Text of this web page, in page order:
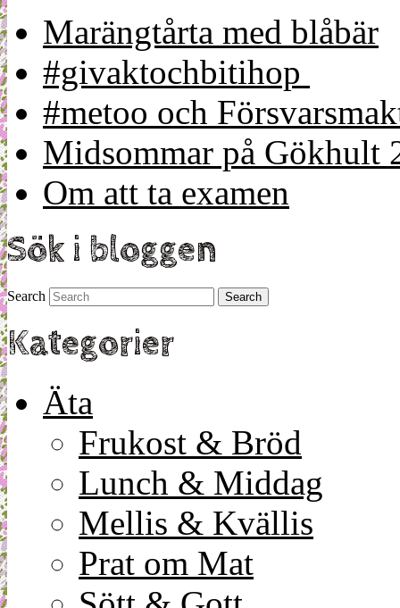
Marängtårta med blåbär
#givaktochbitihop
#metoo och
Midsommar på Gökhult
Om att ta examen
Sök i bloggen
Search
Kategorier
Äta
Frukost & Bröd
Lunch & Middag
Mellis & Kvällis
Prat om Mat